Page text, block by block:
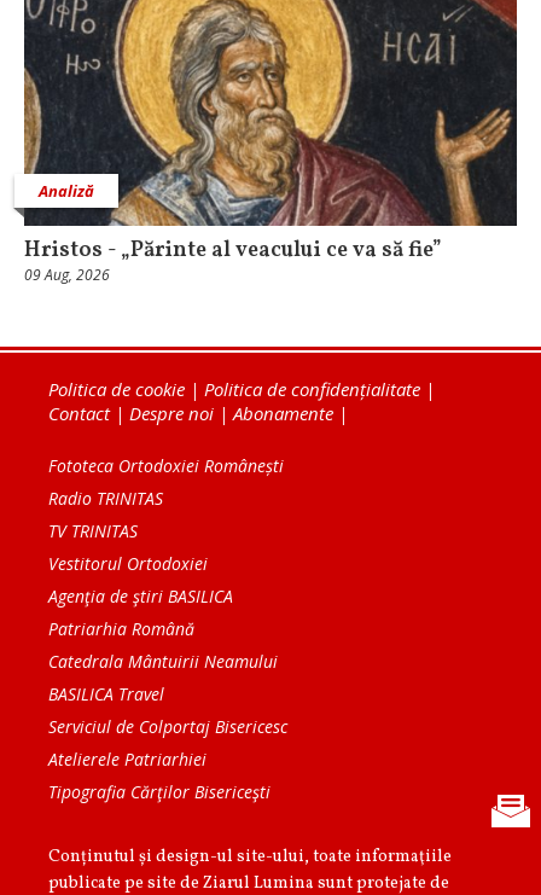
Analiză
Hristos - „Părinte al veacului ce va să fie”
09 Aug, 2026
Politica de cookie | Politica de confidențialitate |
Contact| Despre noi | Abonamente |
Fototeca Ortodoxiei Românești
Radio TRINITAS
TV TRINITAS
Vestitorul Ortodoxiei
Agenţia de ştiri BASILICA
Patriarhia Română
Catedrala Mântuirii Neamului
BASILICA Travel
Serviciul de Colportaj Bisericesc
Atelierele Patriarhiei
Tipografia Cărţilor Bisericeşti
Conținutul și design-ul site-ului, toate informaţiile
publicate pe site de Ziarul Lumina sunt protejate de